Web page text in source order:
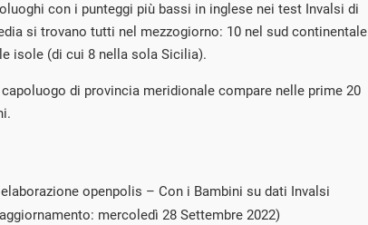
con i punteggi più bassi in inglese nei test Invalsi di
si trovano tutti nel mezzogiorno: 10 nel sud continentale
isole (di cui 8 nella sola Sicilia).
di provincia meridionale compare nelle prime 20
elaborazione openpolis – Con i Bambini su dati Invalsi
mercoledì 28 Settembre 2022)